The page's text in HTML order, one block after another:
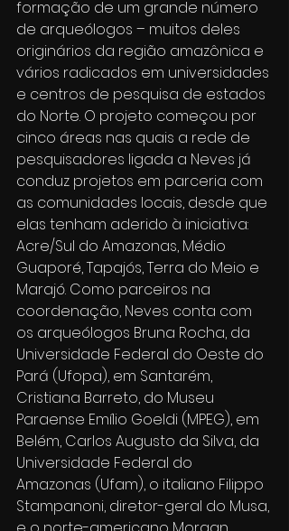
formação de um grande número
de arqueólogos – muitos deles
originários da região amazônica e
vários radicados em universidades
e centros de pesquisa de estados
do Norte. O projeto começou por
cinco áreas nas quais a rede de
pesquisadores ligada a Neves já
conduz projetos em parceria com
as comunidades locais, desde que
elas tenham aderido à iniciativa:
Acre/Sul do Amazonas, Médio
Guaporé, Tapajós, Terra do Meio e
Marajó. Como parceiros na
coordenação, Neves conta com
os arqueólogos Bruna Rocha, da
Universidade Federal do Oeste do
Pará (Ufopa), em Santarém,
Cristiana Barreto, do Museu
Paraense Emílio Goeldi (MPEG), em
Belém, Carlos Augusto da Silva, da
Universidade Federal do
Amazonas (Ufam), o italiano Filippo
Stampanoni, diretor-geral do Musa,